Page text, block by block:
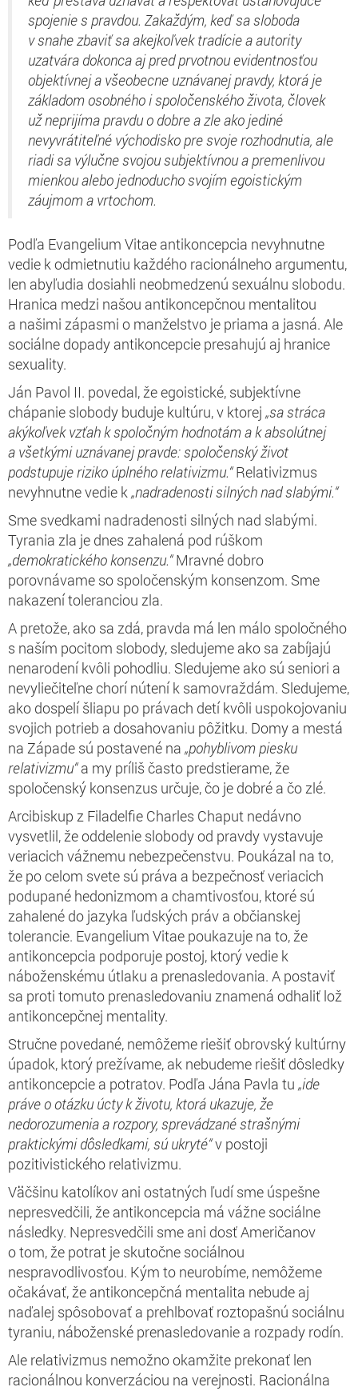
spojenie s pravdou. Zakaždým, keď sa sloboda
v snahe zbaviť sa akejkoľvek tradície a autority
uzatvára dokonca aj pred prvotnou evidentnosťou
objektívnej a všeobecne uznávanej pravdy, ktorá je
základom osobného i spoločenského života, človek
už neprijíma pravdu o dobre a zle ako jediné
nevyvrátiteľné východisko pre svoje rozhodnutia, ale
riadi sa výlučne svojou subjektívnou a premenlivou
mienkou alebo jednoducho svojím egoistickým
záujmom a vrtochom.
Podľa Evangelium Vitae antikoncepcia nevyhnutne
vedie k odmietnutiu každého racionálneho argumentu,
len abyľudia dosiahli neobmedzenú sexuálnu slobodu.
Hranica medzi našou antikoncepčnou mentalitou
a našimi zápasmi o manželstvo je priama a jasná. Ale
sociálne dopady antikoncepcie presahujú aj hranice
sexuality.
Ján Pavol II. povedal, že egoistické, subjektívne
chápanie slobody buduje kultúru, v ktorej „sa stráca
akýkoľvek vzťah k spoločným hodnotám a k absolútnej
a všetkými uznávanej pravde: spoločenský život
podstupuje riziko úplného relativizmu.“Relativizmus
nevyhnutne vedie k„nadradenosti silných nad slabými.“
Sme svedkami nadradenosti silných nad slabými.
Tyrania zla je dnes zahalená pod rúškom
„demokratického konsenzu.“Mravné dobro
porovnávame so spoločenským konsenzom. Sme
nakazení toleranciou zla.
A pretože, ako sa zdá, pravda má len málo spoločného
s naším pocitom slobody, sledujeme ako sa zabíjajú
nenarodení kvôli pohodliu. Sledujeme ako sú seniori a
nevyliečiteľne chorí nútení k samovraždám. Sledujeme,
ako dospelí šliapu po právach detí kvôli uspokojovaniu
svojich potrieb a dosahovaniu pôžitku. Domy a mestá
na Západe sú postavené na „pohyblivom piesku
relativizmu“a my príliš často predstierame, že
spoločenský konsenzus určuje, čo je dobré a čo zlé.
Arcibiskup z Filadelfie Charles Chaput nedávno
vysvetlil, že oddelenie slobody od pravdy vystavuje
veriacich vážnemu nebezpečenstvu. Poukázal na to,
že po celom svete sú práva a bezpečnosť veriacich
podupané hedonizmom a chamtivosťou, ktoré sú
zahalené do jazyka ľudských práv a občianskej
tolerancie. Evangelium Vitae poukazuje na to, že
antikoncepcia podporuje postoj, ktorý vedie k
náboženskému útlaku a prenasledovania. A postaviť
sa proti tomuto prenasledovaniu znamená odhaliť lož
antikoncepčnej mentality.
Stručne povedané, nemôžeme riešiť obrovský kultúrny
úpadok, ktorý prežívame, ak nebudeme riešiť dôsledky
antikoncepcie a potratov. Podľa Jána Pavla tu „ide
práve o otázku úcty k životu, ktorá ukazuje, že
nedorozumenia a rozpory, sprevádzané strašnými
praktickými dôsledkami, sú ukryté“v postoji
pozitivistického relativizmu.
Väčšinu katolíkov ani ostatných ľudí sme úspešne
nepresvedčili, že antikoncepcia má vážne sociálne
následky. Nepresvedčili sme ani dosť Američanov
o tom, že potrat je skutočne sociálnou
nespravodlivosťou. Kým to neurobíme, nemôžeme
očakávať, že antikoncepčná mentalita nebude aj
naďalej spôsobovať a prehlbovať roztopašnú sociálnu
tyraniu, náboženské prenasledovanie a rozpady rodín.
Ale relativizmus nemožno okamžite prekonať len
racionálnou konverzáciou na verejnosti. Racionálna